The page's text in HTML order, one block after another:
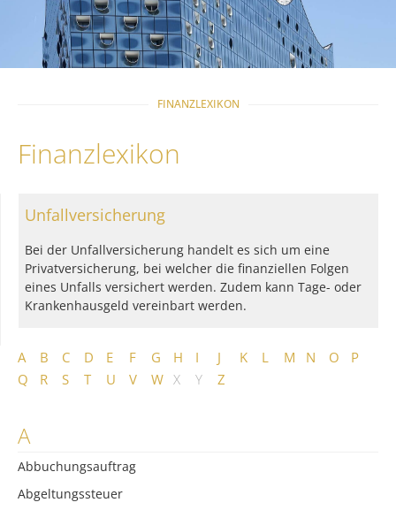
FINANZLEXIKON
Finanzlexikon
A B C D E F G H I J K L M N O
P
Q
R S T U V W X Y Z
A
Abbuchungsauftrag
Abgeltungssteuer
Unfallversicherung
Bei der Unfallversicherung handelt es sich um eine
Privatversicherung, bei welcher die finanziellen Folgen
eines Unfalls versichert werden. Zudem kann Tage- oder
Krankenhausgeld vereinbart werden.